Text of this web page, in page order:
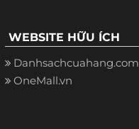
WEBSITE HỮU ÍCH
Danhsachcuahang.com
OneMall.vn